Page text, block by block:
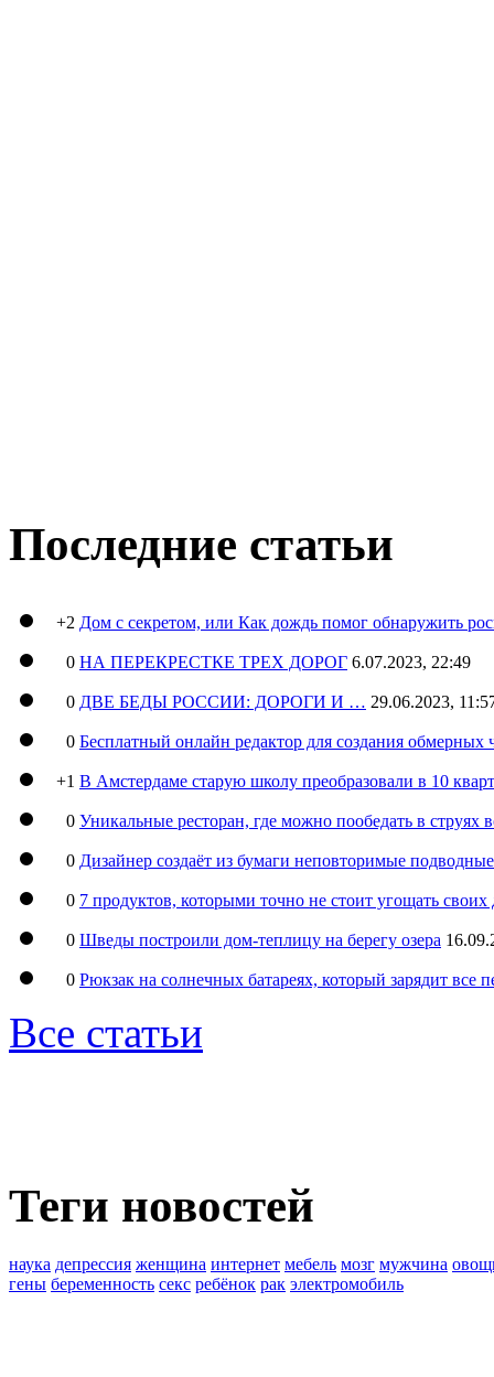
Последние статьи
+2 Дом с секретом, или Как дождь помог обнаружить
0 НА ПЕРЕКРЕСТКЕ ТРЕХ ДОРОГ 6.07.2023, 22:49
0 ДВЕ БЕДЫ РОССИИ: ДОРОГИ И … 29.06.2023,
0 Бесплатный онлайн редактор для создания обмерных
+1 В Амстердаме старую школу преобразовали в 10
0 Уникальные ресторан, где можно пообедать в струях
0 Дизайнер создаёт из бумаги неповторимые
0 7 продуктов, которыми точно не стоит угощать
0 Шведы построили дом-теплицу на берегу озера
0 Рюкзак на солнечных батареях, который зарядит все
Все статьи
Теги новостей
наука депрессия женщина интернет мебель мозг мужчина
гены беременность секс ребёнок рак электромобиль